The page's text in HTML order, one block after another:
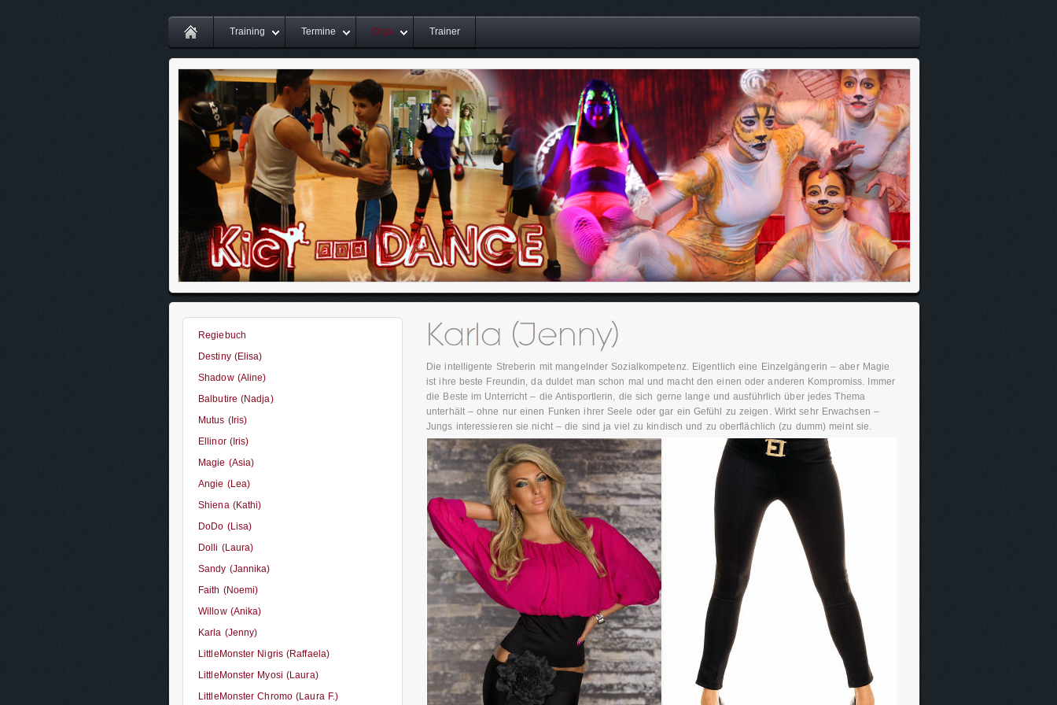
Training Termine Orga Trainer
Die intelligente Streberin mit mangelnder Sozialkompetenz. Eigentlich eine Einzelgängerin – aber Magie
ist ihre beste Freundin, da duldet man schon mal und macht den einen oder anderen Kompromiss. Immer
die Beste im Unterricht – die Antisportlerin, die sich gerne lange und ausführlich über jedes Thema
unterhält – ohne nur einen Funken ihrer Seele oder gar ein Gefühl zu zeigen. Wirkt sehr Erwachsen –
Jungs interessieren sie nicht – die sind ja viel zu kindisch und zu oberflächlich (zu dumm) meint sie.
Regiebuch
Destiny (Elisa)
Shadow (Aline)
Balbutire (Nadja)
Mutus (Iris)
Ellinor (Iris)
Magie (Asia)
Angie (Lea)
Shiena (Kathi)
DoDo (Lisa)
Dolli (Laura)
Sandy (Jannika)
Faith (Noemi)
Willow (Anika)
Karla (Jenny)
LittleMonster Nigris (Raffaela)
LittleMonster Myosi (Laura)
LittleMonster Chromo (Laura F.)